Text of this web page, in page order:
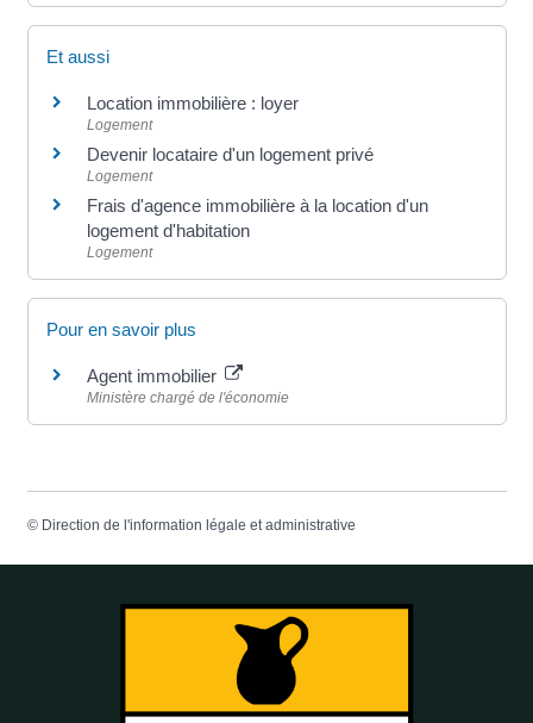
Et aussi
Location immobilière : loyer
Logement
Devenir locataire d'un logement privé
Logement
Frais d'agence immobilière à la location d'un
logement d'habitation
Logement
Pour en savoir plus
Agent immobilier
Ministère chargé de l'économie
© Direction de l'information légale et administrative